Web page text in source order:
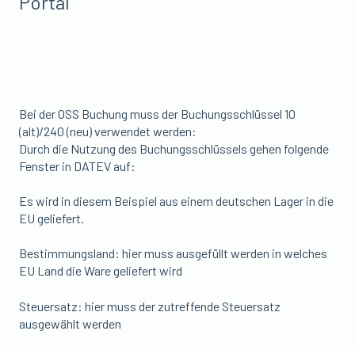
Bei der OSS Buchung muss der Buchungsschlüssel 10
(alt)/240 (neu) verwendet werden:
Durch die Nutzung des Buchungsschlüssels gehen folgende
Fenster in DATEV auf:
Es wird in diesem Beispiel aus einem deutschen Lager in die
EU geliefert.
Bestimmungsland: hier muss ausgefüllt werden in welches
EU Land die Ware geliefert wird
Steuersatz: hier muss der zutreffende Steuersatz
ausgewählt werden